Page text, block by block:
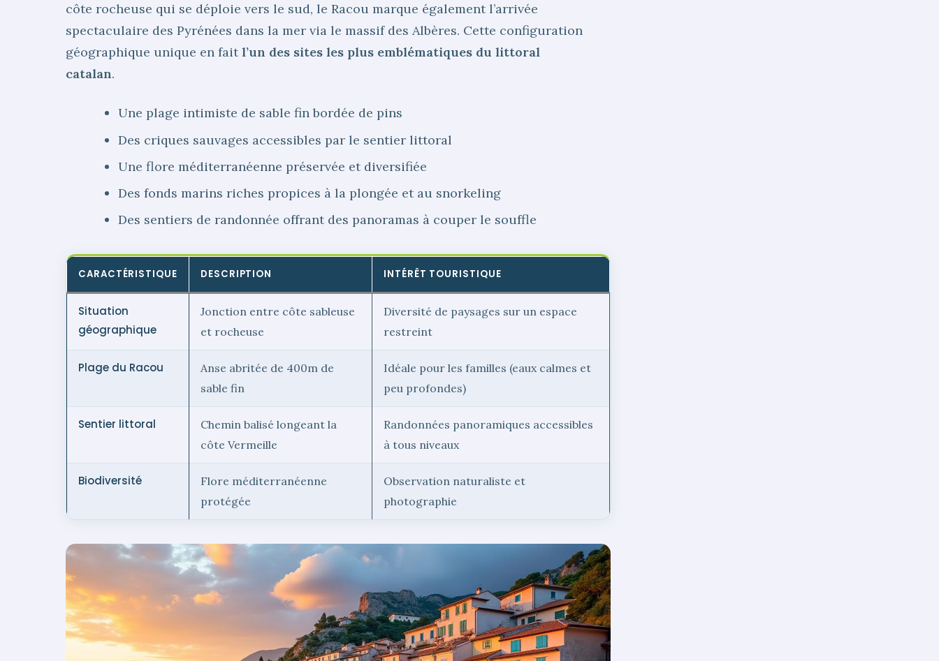
côte rocheuse qui se déploie vers le sud, le Racou marque également l’arrivée
spectaculaire des Pyrénées dans la mer via le massif des Albères. Cette configuration
géographique unique en faitl’un des sites les plus emblématiques du littoral
catalan.
Une plage intimiste de sable fin bordée de pins
Des criques sauvages accessibles par le sentier littoral
Une flore méditerranéenne préservée et diversifiée
Des fonds marins riches propices à la plongée et au snorkeling
Des sentiers de randonnée offrant des panoramas à couper le souffle
CARACTÉRISTIQUE DESCRIPTION INTÉRÊT TOURISTIQUE
Situation
géographique
Jonction entre côte sableuse
et rocheuse
Diversité de paysages sur un espace
restreint
Plage du Racou
Anse abritée de 400m de
sable fin
Idéale pour les familles (eaux calmes et
peu profondes)
Sentier littoral
Chemin balisé longeant la
côte Vermeille
Randonnées panoramiques accessibles
à tous niveaux
Biodiversité
Flore méditerranéenne
protégée
Observation naturaliste et
photographie